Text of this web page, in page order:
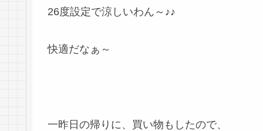
26度設定で涼しいわん～♪♪
快適だなぁ～
一昨日の帰りに、買い物もしたので、